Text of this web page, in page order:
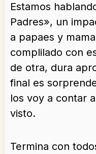
Estamos
Padres», un
a papaes y
complilado con
de otra, dura
final es
los voy a contar
visto.
Termina con